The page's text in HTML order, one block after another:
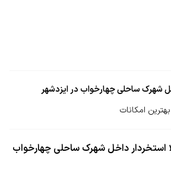
شهرک ساحلی چهارخواب در ایزدشهر
امکانات
استخردار داخل شهرک ساحلی چهارخواب